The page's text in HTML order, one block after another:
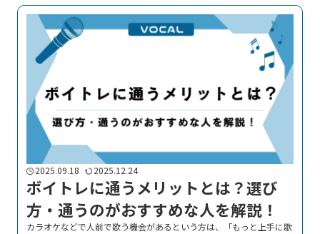
2025.09.18 2025.12.24
ボイトレに通うメリットとは？選び
方・通うのがおすすめな人を解説！
カラオケなどで人前で歌う機会があるという方は、「もっと上手に歌